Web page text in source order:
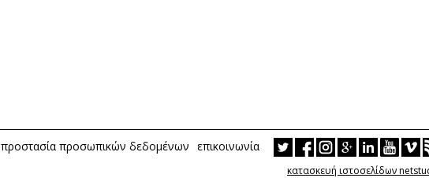
προστασία προσωπικών δεδομένων επικοινωνία
κατασκευή ιστοσελίδων